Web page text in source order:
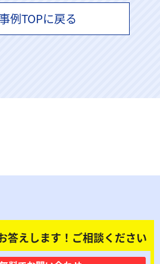
例TOPに戻る
答えします！ご相談ください